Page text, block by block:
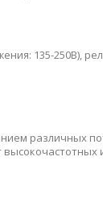
135-250В),
различных